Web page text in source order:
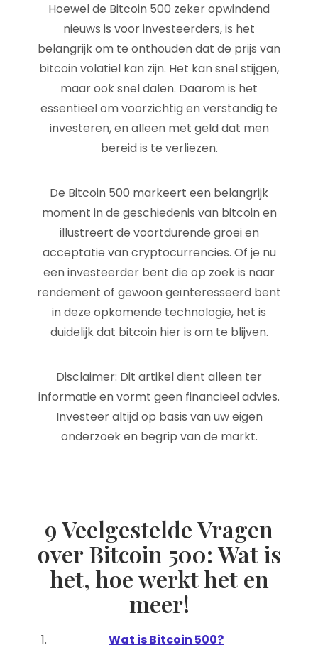
Hoewel de Bitcoin 500 zeker opwindend
nieuws is voor investeerders, is het
belangrijk om te onthouden dat de prijs van
bitcoin volatiel kan zijn. Het kan snel stijgen,
maar ook snel dalen. Daarom is het
essentieel om voorzichtig en verstandig te
investeren, en alleen met geld dat men
bereid is te verliezen.
De Bitcoin 500 markeert een belangrijk
moment in de geschiedenis van bitcoin en
illustreert de voortdurende groei en
acceptatie van cryptocurrencies. Of je nu
een investeerder bent die op zoek is naar
rendement of gewoon geïnteresseerd bent
in deze opkomende technologie, het is
duidelijk dat bitcoin hier is om te blijven.
Disclaimer: Dit artikel dient alleen ter
informatie en vormt geen financieel advies.
Investeer altijd op basis van uw eigen
onderzoek en begrip van de markt.
9 Veelgestelde Vragen
over Bitcoin 500: Wat is
het, hoe werkt het en
meer!
Wat is Bitcoin 500?